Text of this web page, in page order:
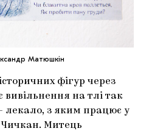
Матюшкін
фігур через
вивільнення на тлі так
лекало, з яким працює у
Чичкан. Митець